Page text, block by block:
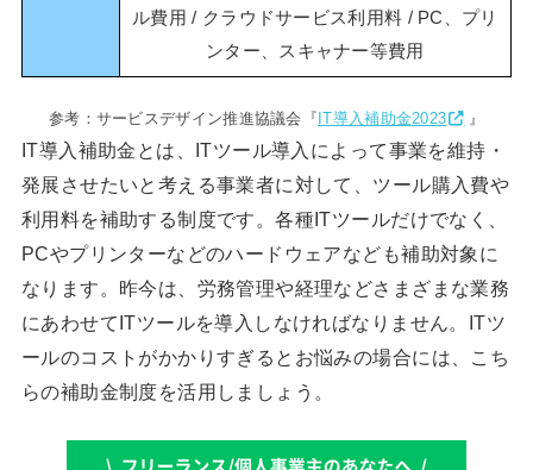
ル費用 / クラウドサービス利用料 / PC、プリ
ンター、スキャナー等費用
参考：サービスデザイン推進協議会『 IT導入補助金2023 』
IT導入補助金とは、ITツール導入によって事業を維持・
発展させたいと考える事業者に対して、ツール購入費や
利用料を補助する制度です。各種ITツールだけでなく、
PCやプリンターなどのハードウェアなども補助対象に
なります。昨今は、労務管理や経理などさまざまな業務
にあわせてITツールを導入しなければなりません。ITツ
ールのコストがかかりすぎるとお悩みの場合には、こち
らの補助金制度を活用しましょう。